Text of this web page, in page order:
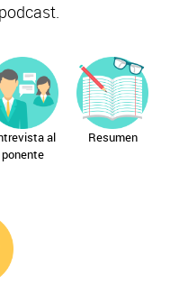
al
ponente
Resumen